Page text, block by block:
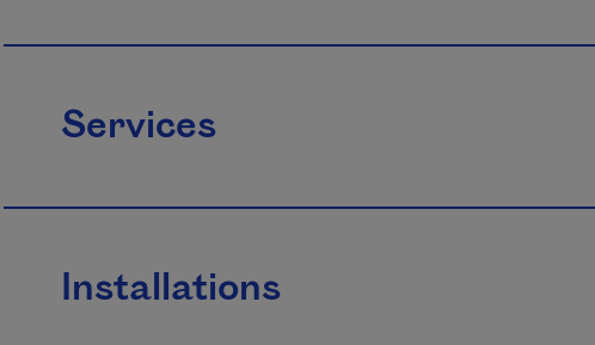
Services
Installations